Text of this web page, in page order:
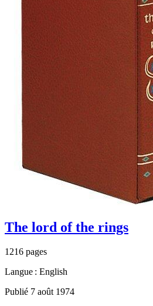
The lord of the rings
1216 pages
Langue : English
Publié 7 août 1974